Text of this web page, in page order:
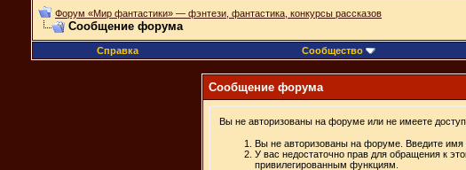
Форум «Мир фантастики» — фэнтези, фантастика, конкурсы рассказов
Сообщение форума
Справка
Сообщество
Сообщение форума
Вы не авторизованы на форуме или не имеете
Вы не авторизованы на форуме. Введите имя
У вас недостаточно прав для обращения к
привилегированным функциям.